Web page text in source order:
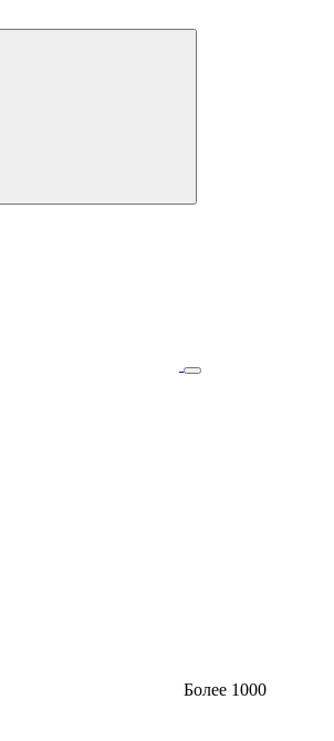
Более 1000